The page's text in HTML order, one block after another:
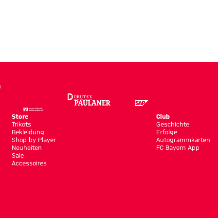
Store
Trikots
Bekleidung
Shop by Player
Neuheiten
Sale
Accessoires
Club
Geschichte
Erfolge
Autogrammkarten
FC Bayern App